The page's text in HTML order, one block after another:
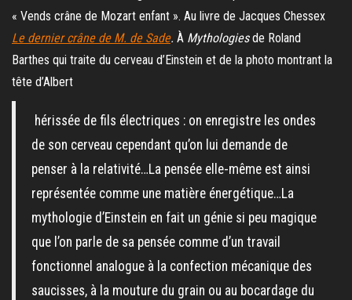
« Vends crâne de Mozart enfant ». Au livre de Jacques Chessex
Le dernier crâne de M. de Sade. À Mythologiesde Roland
Barthes qui traite du cerveau d’Einstein et de la photo montrant la
tête d’Albert
hérissée de fils électriques : on enregistre les ondes
de son cerveau cependant qu’on lui demande de
penser à la relativité…La pensée elle-même est ainsi
représentée comme une matière énergétique…La
mythologie d’Einstein en fait un génie si peu magique
que l’on parle de sa pensée comme d’un travail
fonctionnel analogue à la confection mécanique des
saucisses, à la mouture du grain ou au bocardage du